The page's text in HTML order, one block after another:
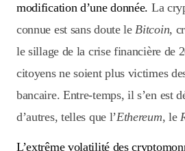
modification d’une donnée. La
connue est sans doute leBitcoin,
le sillage de la crise financière de
citoyens ne soient plus victimes
bancaire. Entre-temps, il s’en est
d’autres, telles que l’Ethereum, le
L’extrême volatilité des